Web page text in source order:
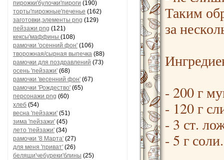
пирожки'булочки'пироги (190)
торты'пирожные'печенье (162)
заготовки,элементы png (129)
пейзажи png (121)
кексы'маффины (108)
рамочки 'осенний фон' (106)
творожная/сырная выпечка (88)
рамочки для поздравлений (73)
осень 'пейзажи' (68)
рамочки 'весенний фон' (67)
рамочки 'Рождество' (65)
персонажи png (60)
хлеб (54)
весна 'пейзажи' (51)
зима 'пейзажи' (45)
лето 'пейзажи' (34)
рамочки '8 Марта' (27)
для меня 'приват' (26)
беляши'чебуреки'блины (25)
Таким
за
- 200 г
- 120 г
- 3 ст.
- 5 г соли.